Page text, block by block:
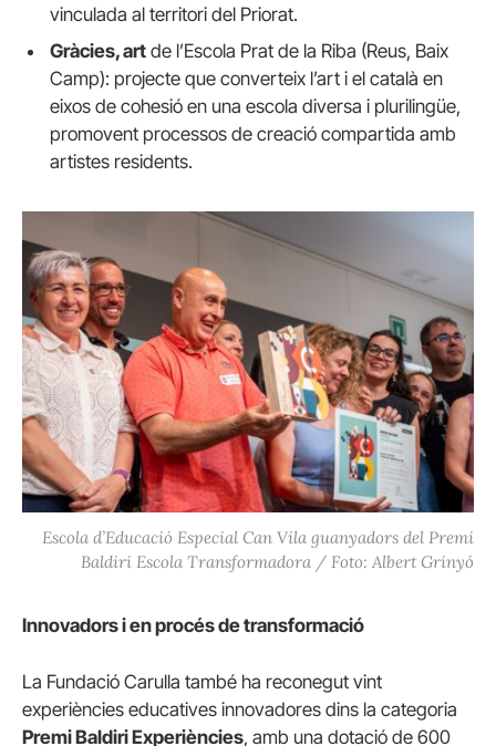
vinculada al territori del Priorat.
Gràcies, art de l’Escola Prat de la Riba (Reus, Baix
Camp): projecte que converteix l’art i el català en
eixos de cohesió en una escola diversa i plurilingüe,
promovent processos de creació compartida amb
artistes residents.
Escola d’Educació Especial Can Vila guanyadors del Premi
Baldiri Escola Transformadora / Foto: Albert Grinyó
Innovadors i en procés de transformació
La Fundació Carulla també ha reconegut vint
experiències educatives innovadores dins la categoria
Premi Baldiri Experiències, amb una dotació de 600